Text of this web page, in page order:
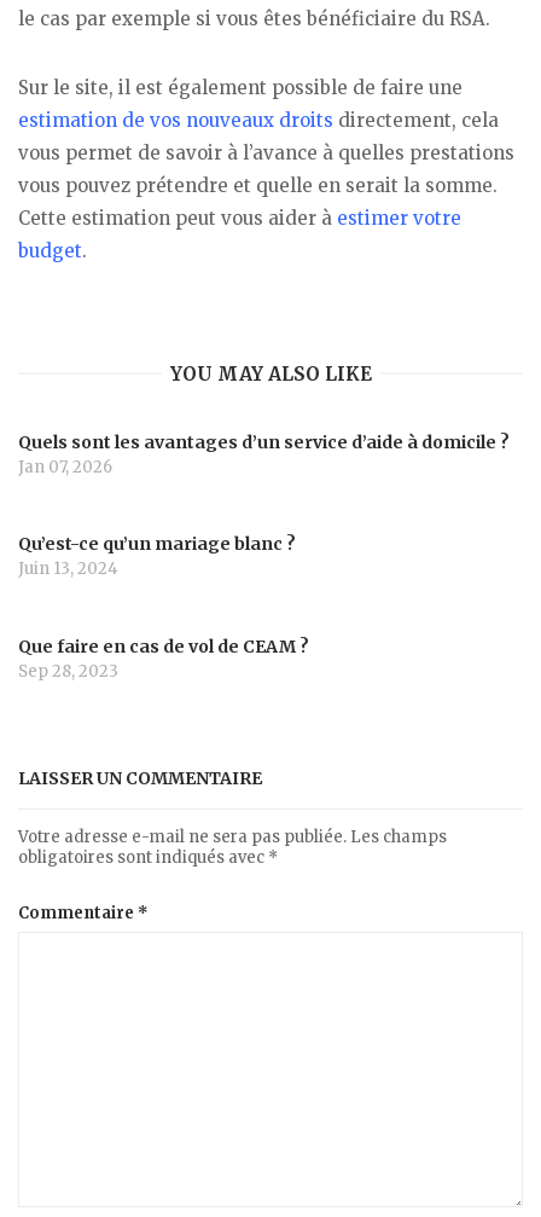
le cas par exemple si vous êtes bénéficiaire du RSA.
Sur le site, il est également possible de faire une
estimation de vos nouveaux droits directement, cela
vous permet de savoir à l’avance à quelles prestations
vous pouvez prétendre et quelle en serait la somme.
Cette estimation peut vous aider à estimer votre
budget.
YOU MAY ALSO LIKE
Quels sont les avantages d’un service d’aide à domicile ?
Jan 07, 2026
Qu’est-ce qu’un mariage blanc ?
Juin 13, 2024
Que faire en cas de vol de CEAM ?
Sep 28, 2023
LAISSER UN COMMENTAIRE
Votre adresse e-mail ne sera pas publiée. Les champs
obligatoires sont indiqués avec *
Commentaire *